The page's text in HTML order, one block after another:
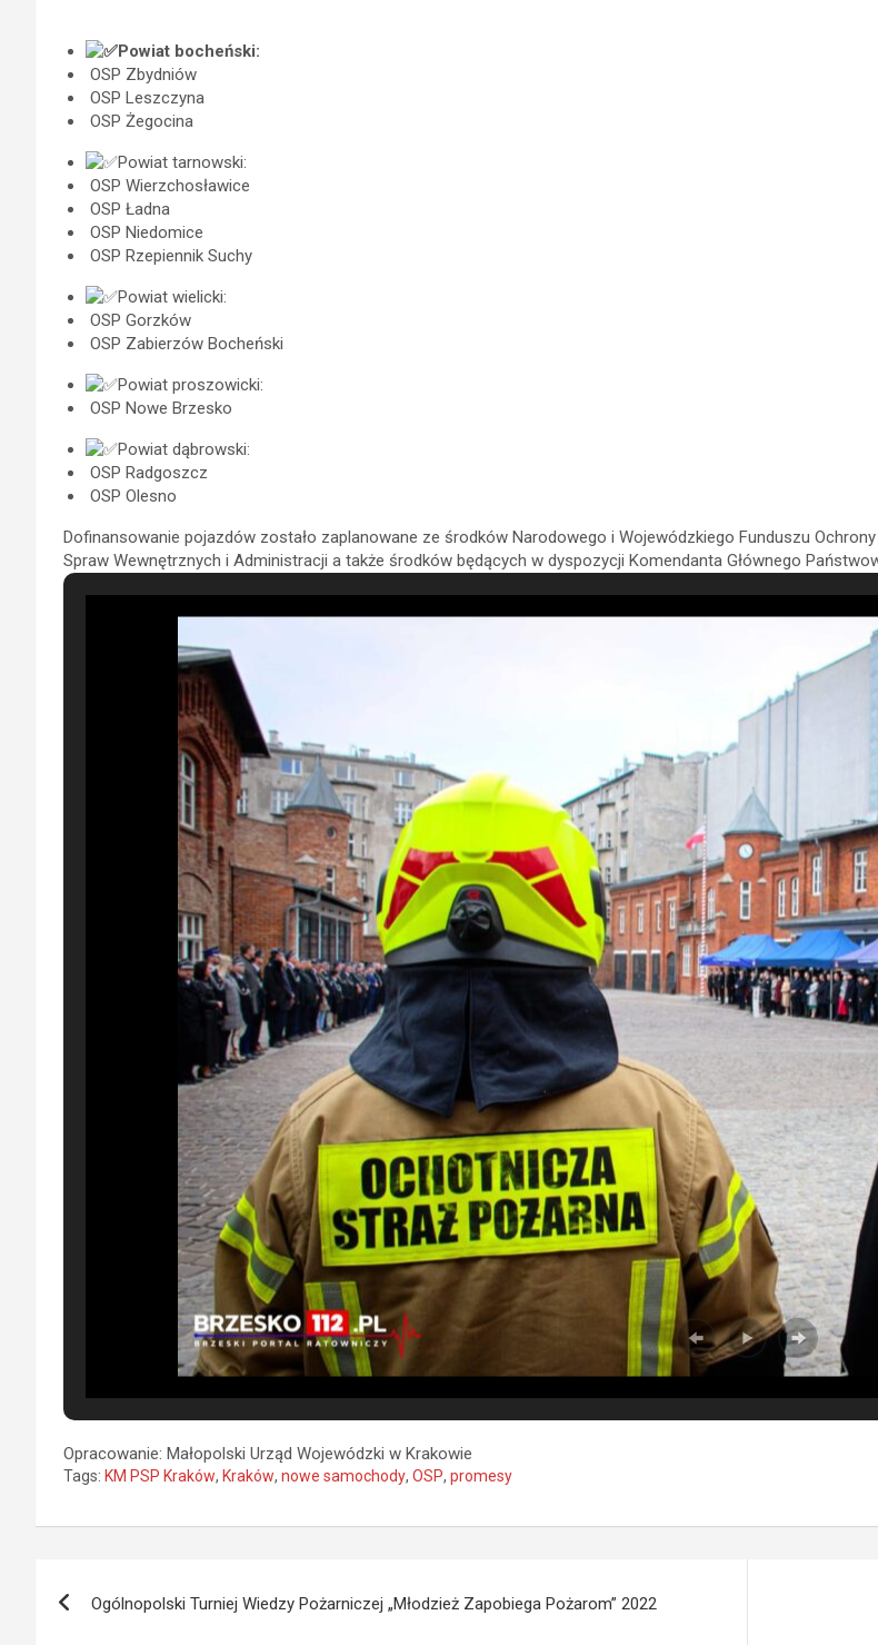
Powiat bocheński:
OSP Zbydniów
OSP Leszczyna
OSP Żegocina
Powiat tarnowski:
OSP Wierzchosławice
OSP Ładna
OSP Niedomice
OSP Rzepiennik Suchy
Powiat wielicki:
OSP Gorzków
OSP Zabierzów Bocheński
Powiat proszowicki:
OSP Nowe Brzesko
Powiat dąbrowski:
OSP Radgoszcz
OSP Olesno
Dofinansowanie pojazdów zostało zaplanowane ze środków Narodowego i Wojewódzkiego Funduszu
Spraw Wewnętrznych i Administracji a także środków będących w dyspozycji Komendanta Głównego
Opracowanie: Małopolski Urząd Wojewódzki w Krakowie
Tags: KM PSP Kraków, Kraków, nowe samochody, OSP, promesy
wpisu
Ogólnopolski Turniej Wiedzy Pożarniczej „Młodzież Zapobiega Pożarom” 2022